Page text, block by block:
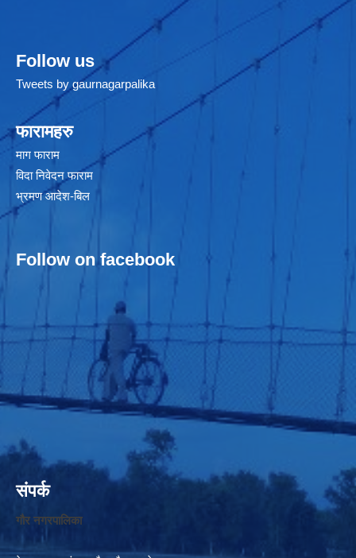
Follow us
Tweets by gaurnagarpalika
फारामहरु
माग फाराम
विदा निवेदन फाराम
भ्रमण आदेश-बिल
Follow on facebook
संपर्क
गौर नगरपालिका